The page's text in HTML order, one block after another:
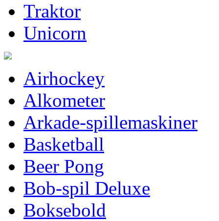
Traktor
Unicorn
Airhockey
Alkometer
Arkade-spillemaskiner
Basketball
Beer Pong
Bob-spil Deluxe
Boksebold